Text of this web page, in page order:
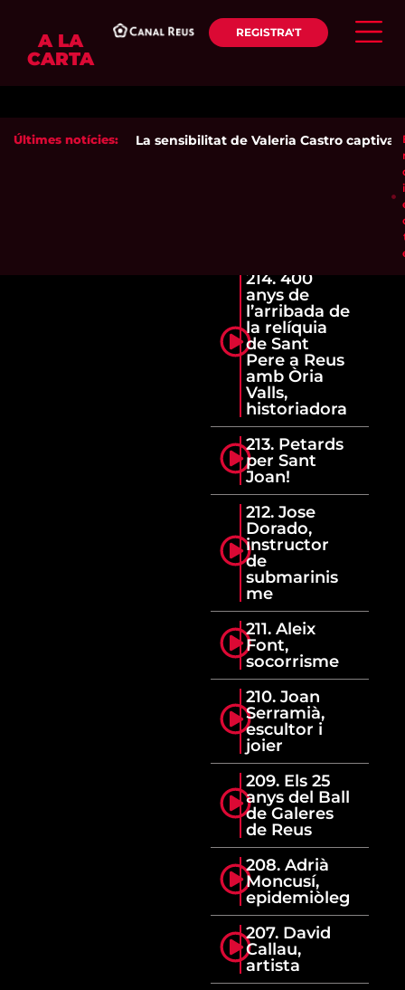
A LA
CARTA
REGISTRA'T
Últimes notícies: La sensibilitat de Valeria Castro captiva
214. 400
anys de
l’arribada de
la relíquia
de Sant
Pere a Reus
amb Òria
Valls,
historiadora
213. Petards
per Sant
Joan!
212. Jose
Dorado,
instructor
de
submarinis
me
211. Aleix
Font,
socorrisme
210. Joan
Serramià,
escultor i
joier
209. Els 25
anys del Ball
de Galeres
de Reus
208. Adrià
Moncusí,
epidemiòleg
207. David
Callau,
artista